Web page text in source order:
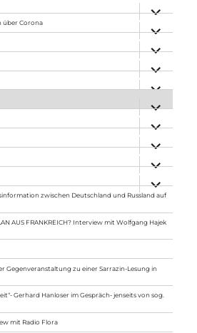
anzeigen
über Corona
anzeigen
anzeigen
anzeigen
anzeigen
anzeigen
anzeigen
anzeigen
anzeigen
zwischen Deutschland und Russland auf
AUS FRANKREICH? Interview mit Wolfgang Hajek
Gegenveranstaltung zu einer Sarrazin-Lesung in
Gerhard Hanloser im Gespräch- jenseits von sog.
mit Radio Flora